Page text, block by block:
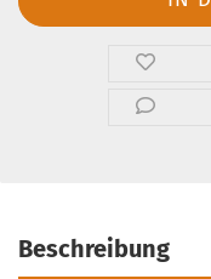
Beschreibung